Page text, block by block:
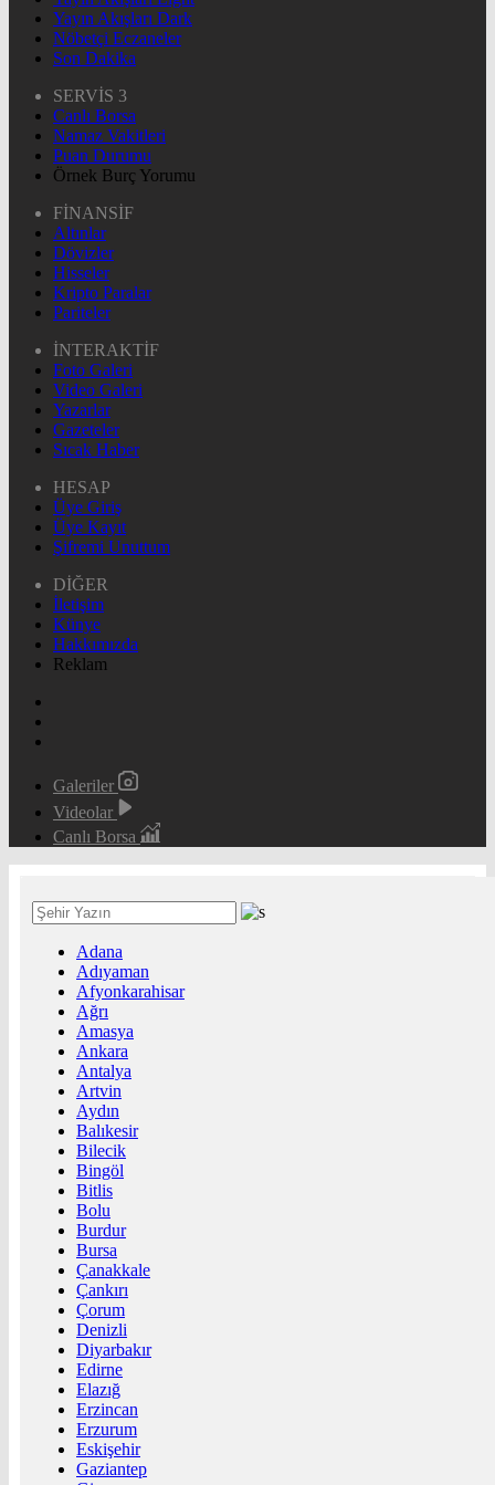
Yayın Akışları Dark
Nöbetçi Eczaneler
Son Dakika
SERVİS 3
Canlı Borsa
Namaz Vakitleri
Puan Durumu
Örnek Burç Yorumu
FİNANSİF
Altınlar
Dövizler
Hisseler
Kripto Paralar
Pariteler
İNTERAKTİF
Foto Galeri
Video Galeri
Yazarlar
Gazeteler
Sıcak Haber
HESAP
Üye Giriş
Üye Kayıt
Şifremi Unuttum
DİĞER
İletişim
Künye
Hakkımızda
Reklam
Galeriler
Videolar
Canlı Borsa
Adana
Adıyaman
Afyonkarahisar
Ağrı
Amasya
Ankara
Antalya
Artvin
Aydın
Balıkesir
Bilecik
Bingöl
Bitlis
Bolu
Burdur
Bursa
Çanakkale
Çankırı
Çorum
Denizli
Diyarbakır
Edirne
Elazığ
Erzincan
Erzurum
Eskişehir
Gaziantep